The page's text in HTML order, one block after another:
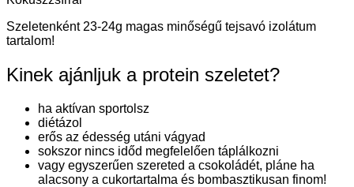
Szeletenként 23-24g magas minőségű tejsavó izolátum
tartalom!
Kinek ajánljuk a protein szeletet?
ha aktívan sportolsz
diétázol
erős az édesség utáni vágyad
sokszor nincs időd megfelelően táplálkozni
vagy egyszerűen szereted a csokoládét, pláne ha
alacsony a cukortartalma és bombasztikusan finom!